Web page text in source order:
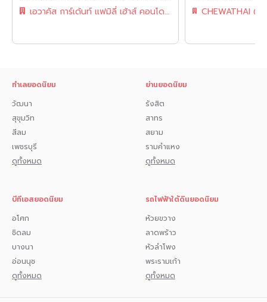
เอวาคัส การ์เด้นท์ แฟมิลี่ เฮ้าส์ คอนโดมิเนียม
ทำเลยอดนิยม
วัฒนา
สุขุมวิท
สีลม
เพชรบุรี
ดูทั้งหมด
ย่านยอดนิยม
รังสิต
สาทร
สยาม
รามคำแหง
ดูทั้งหมด
บีทีเอสยอดนิยม
อโศก
ชิดลม
บางนา
อ่อนนุช
ดูทั้งหมด
รถไฟฟ้าใต้ดินยอดนิยม
ห้วยขวาง
ลาดพร้าว
หัวลำโพง
พระรามเก้า
ดูทั้งหมด